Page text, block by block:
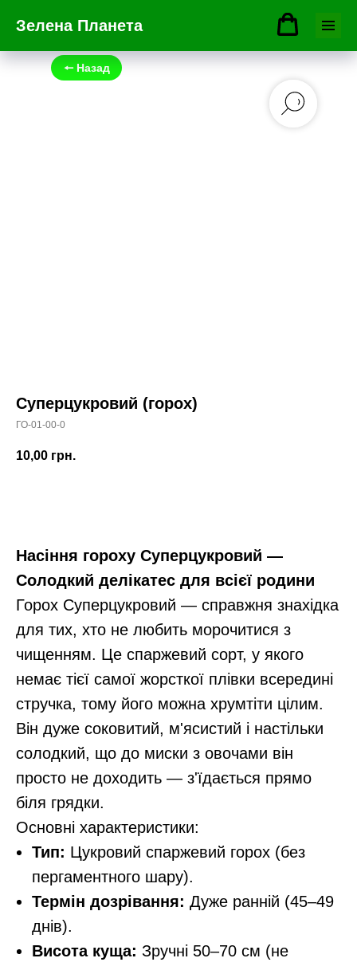
Зелена Планета
🠔 Назад
Суперцукровий (горох)
ГО-01-00-0
10,00 грн.
Насіння гороху Суперцукровий —
Солодкий делікатес для всієї родини
Горох Суперцукровий — справжня знахідка
для тих, хто не любить морочитися з
чищенням. Це спаржевий сорт, у якого
немає тієї самої жорсткої плівки всередині
стручка, тому його можна хрумтіти цілим.
Він дуже соковитий, м'ясистий і настільки
солодкий, що до миски з овочами він
просто не доходить — з'їдається прямо
біля грядки.
Основні характеристики:
Тип: Цукровий спаржевий горох (без
пергаментного шару).
Термін дозрівання: Дуже ранній (45–49
днів).
Висота куща: Зручні 50–70 см (не